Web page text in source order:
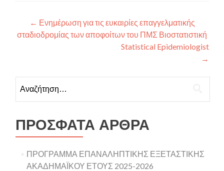
Πλοήγηση άρθρων
← Ενημέρωση για τις ευκαιρίες επαγγελματικής
σταδιοδρομίας των αποφοίτων του ΠΜΣ Βιοστατιστική
Statistical Epidemiologist
→
ΠΡΌΣΦΑΤΑ ΆΡΘΡΑ
ΠΡΟΓΡΑΜΜΑ ΕΠΑΝΑΛΗΠΤΙΚΗΣ ΕΞΕΤΑΣΤΙΚΗΣ
ΑΚΑΔΗΜΑΪΚΟΥ ΕΤΟΥΣ 2025-2026